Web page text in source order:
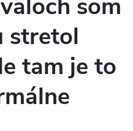
som
stretol
tam je to